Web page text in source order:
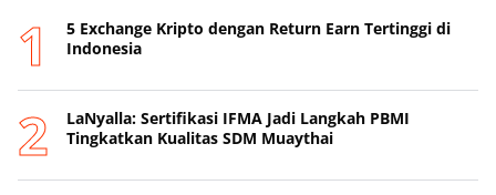
5 Exchange Kripto dengan Return Earn Tertinggi di
Indonesia
LaNyalla: Sertifikasi IFMA Jadi Langkah PBMI
Tingkatkan Kualitas SDM Muaythai